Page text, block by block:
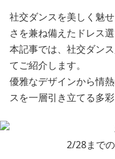
社交ダンスを美しく魅
さを兼ね備えたドレス選
本記事では、社交ダン
てご紹介します。
優雅なデザインから情
スを一層引き立てる多
2/28まで